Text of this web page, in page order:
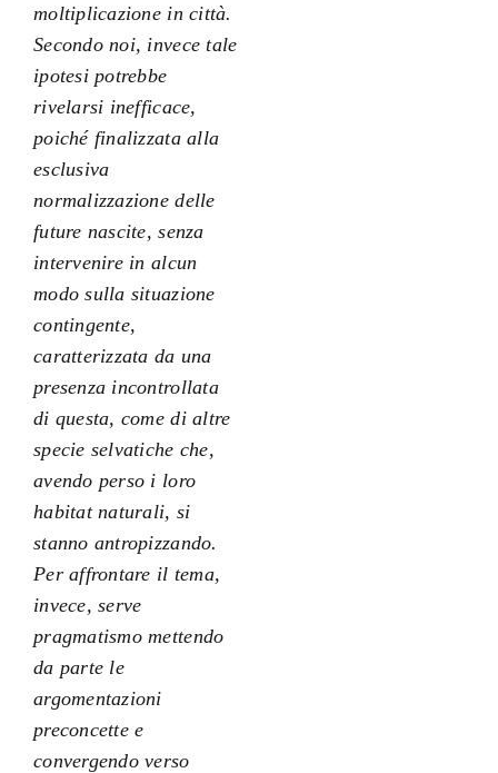
moltiplicazione in città.
Secondo noi, invece tale
ipotesi potrebbe
rivelarsi inefficace,
poiché finalizzata alla
esclusiva
normalizzazione delle
future nascite, senza
intervenire in alcun
modo sulla situazione
contingente,
caratterizzata da una
presenza incontrollata
di questa, come di altre
specie selvatiche che,
avendo perso i loro
habitat naturali, si
stanno antropizzando.
Per affrontare il tema,
invece, serve
pragmatismo mettendo
da parte le
argomentazioni
preconcette e
convergendo verso